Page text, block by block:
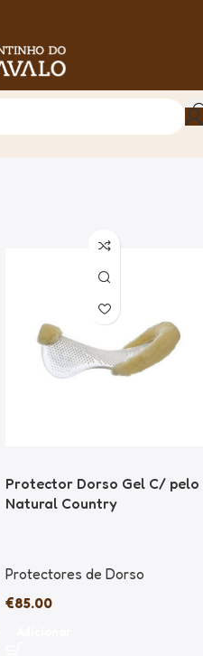
Protector Dorso Gel C/ pelo
Natural Country
Protectores de Dorso
€85.00